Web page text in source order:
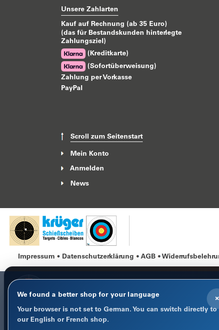
Unsere Zahlarten
Kauf auf Rechnung (ab 35 Euro)
(das für Bestandskunden hinterlegte
Zahlungsziel)
(Kreditkarte)
(Sofortüberweisung)
Zahlung per Vorkasse
PayPal
Scroll zum Seitenstart
Mein Konto
Anmelden
News
Impressum Datenschutzerklärung AGB
×
We found a better shop for your language
Your browser is not set to German. You can switch directly to
our English or French shop.
COOKIE-HINWEIS
Datenschutz im Fokus